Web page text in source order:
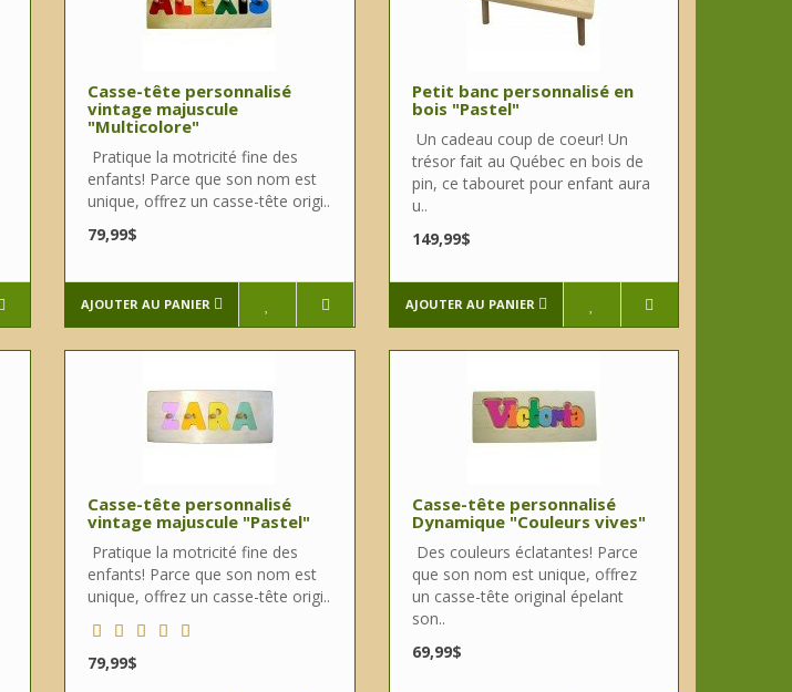
Casse-tête personnalisé
vintage majuscule
"Multicolore"
Pratique la motricité fine des
enfants! Parce que son nom est
unique, offrez un casse-tête origi..
79,99$
AJOUTER AU PANIER
Petit banc personnalisé en
bois "Pastel"
Un cadeau coup de coeur! Un
trésor fait au Québec en bois de
pin, ce tabouret pour enfant aura
u..
149,99$
AJOUTER AU PANIER
Casse-tête personnalisé
vintage majuscule "Pastel"
Pratique la motricité fine des
enfants! Parce que son nom est
unique, offrez un casse-tête origi..
79,99$
Casse-tête personnalisé
Dynamique "Couleurs vives"
Des couleurs éclatantes! Parce
que son nom est unique, offrez
un casse-tête original épelant
son..
69,99$